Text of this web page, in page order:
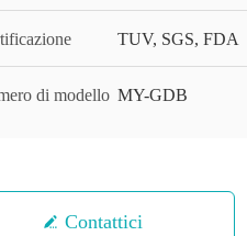
TUV, SGS, FDA
di modello MY-GDB
Contattici